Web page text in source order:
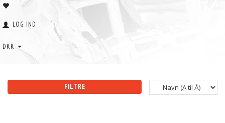
LOG IND
DKK
FILTRE